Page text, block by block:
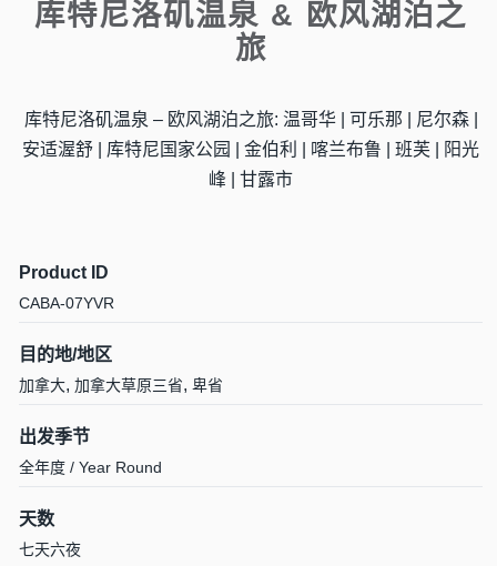
库特尼洛矶温泉 & 欧风湖泊之
旅
库特尼洛矶温泉 – 欧风湖泊之旅: 温哥华 | 可乐那 | 尼尔森 |
安适渥舒 | 库特尼国家公园 | 金伯利 | 喀兰布鲁 | 班芙 | 阳光
峰 | 甘露市
Product ID
CABA-07YVR
目的地/地区
加拿大, 加拿大草原三省, 卑省
出发季节
全年度 / Year Round
天数
七天六夜